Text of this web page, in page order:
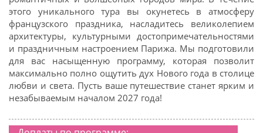
этого уникального тура вы окунетесь в атмосферу
французского праздника, насладитесь великолепием
архитектуры, культурными достопримечательностями
и праздничным настроением Парижа. Мы подготовили
для вас насыщенную программу, которая позволит
максимально полно ощутить дух Нового года в столице
любви и света. Пусть ваше путешествие станет ярким и
незабываемым началом 2027 года!